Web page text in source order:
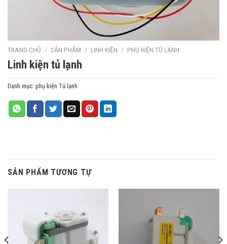
TRANG CHỦ / SẢN PHẨM / LINH KIỆN / PHỤ KIỆN TỦ LẠNH
Linh kiện tủ lạnh
Danh mục: phụ kiện Tủ lạnh
SẢN PHẨM TƯƠNG TỰ